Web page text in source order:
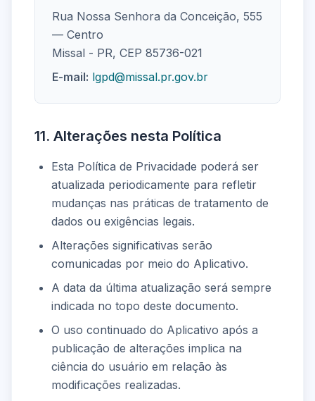
Rua Nossa Senhora da Conceição, 555
— Centro
Missal - PR, CEP 85736-021
E-mail: lgpd@missal.pr.gov.br
11. Alterações nesta Política
Esta Política de Privacidade poderá ser
atualizada periodicamente para refletir
mudanças nas práticas de tratamento de
dados ou exigências legais.
Alterações significativas serão
comunicadas por meio do Aplicativo.
A data da última atualização será sempre
indicada no topo deste documento.
O uso continuado do Aplicativo após a
publicação de alterações implica na
ciência do usuário em relação às
modificações realizadas.